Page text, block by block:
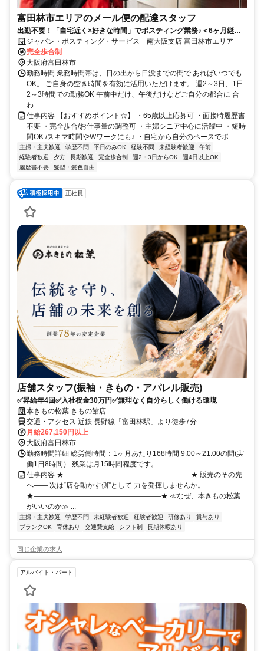
富田林市エリアのメール便の配達スタッフ
出勤不要！「自宅近く×好きな時間」でポスティング業務♪＜6ヶ月継続
勤務で合計2万円のプチボーナス＞
ジャパン・ポスティング・サービス 南大阪支店 富田林市エリア
完全歩合制
大阪府富田林市
勤務時間 業務時間帯は、日の出から日没までの間で あればいつでも
OK。 ご自身の空き時間を有効に活用いただけます。 週2～3日、1日
2～3時間での勤務OK 午前中だけ、午後だけなどご自分の都合に 合
わ...
仕事内容 【おすすめポイント☆】 ・65歳以上応募可 ・面接時履歴書
不要 ・完全歩合/お仕事量の調整可 ・主婦シニア中心に活躍中 ・短時
間OK /スキマ時間やWワークにも♪ ・自宅から自分のペースでポ...
主婦・主夫歓迎 学歴不問 平日のみOK 経験不問 未経験者歓迎
午前
経験者歓迎
夕方 長期歓迎 完全歩合制 週2・3日からOK
週4日以上OK
履歴書不要
髪型・髪色自由
正社員
店舗スタッフ(振袖・きもの・アパレル販売)
✅昇給年4回✅入社祝金30万円✅無理なく自分らしく働ける環境
本きもの松葉 きもの館店
交通・アクセス 近鉄 長野線「富田林駅」より徒歩7分
月給267,150円以上
大阪府富田林市
勤務時間詳細 総労働時間：1ヶ月あたり168時間 9:00～21:00の間(実
働1日8時間） 残業は月15時間程度です。
仕事内容 ★――――――――――――――――――★ 販売のその先
へ―― 次は“店を動かす側”として 力を発揮しませんか。
★――――――――――――――――――★ ≪なぜ、本きもの松葉
がいいのか≫ ...
主婦・主夫歓迎 学歴不問 未経験者歓迎 経験者歓迎 研修あり
賞与あり
ブランクOK
育休あり 交通費支給 シフト制 長期休暇あり
同じ企業の求人
アルバイト・パート